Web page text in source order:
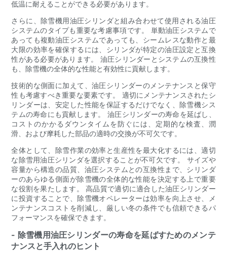
低温に耐えることができる必要があります。
さらに、除雪機用油圧シリンダと組み合わせて使用​​される油圧
システムのタイプも重要な考慮事項です。 単動油圧システムで
あっても複動油圧システムであっても、シームレスな動作と最
大限の効率を確保するには、シリンダが特定の油圧設定と互換
性がある必要があります。 油圧シリンダーとシステムの互換性
も、除雪機の全体的な性能と有効性に貢献します。
技術的な側面に加えて、油圧シリンダーのメンテナンスと保守
性も考慮すべき重要な要素です。 適切にメンテナンスされたシ
リンダーは、安定した性能を保証するだけでなく、除雪機シス
テムの寿命にも貢献します。 油圧シリンダーの寿命を延ばし、
コストのかかるダウンタイムを防ぐには、定期的な検査、潤
滑、および摩耗した部品の適時の交換が不可欠です。
全体として、除雪作業の効率と生産性を最大化するには、適切
な除雪用油圧シリンダを選択することが不可欠です。 サイズや
容量から構造の品質、油圧システムとの互換性まで、シリンダ
ーのあらゆる側面が除雪機の全体的な性能を決定する上で重要
な役割を果たします。 高品質で適切に適合した油圧シリンダー
に投資することで、除雪機オペレーターは効率を向上させ、メ
ンテナンスコストを削減し、厳しい冬の条件でも信頼できるパ
フォーマンスを確保できます。
- 除雪機用油圧シリンダーの寿命を延ばすためのメンテ
ナンスと手入れのヒント